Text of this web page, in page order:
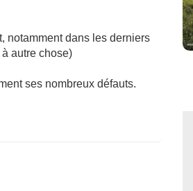
notamment dans les derniers
autre chose)
ses nombreux défauts.